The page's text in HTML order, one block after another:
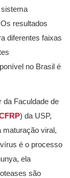
resultados
diferentes faixas
no Brasil é
da Faculdade de
) da USP,
maturação viral,
é o processo
ela
são